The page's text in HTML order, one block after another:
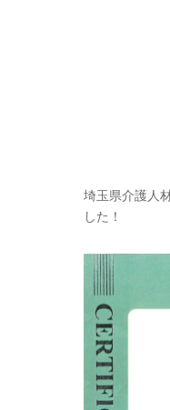
埼玉県介護人
した！